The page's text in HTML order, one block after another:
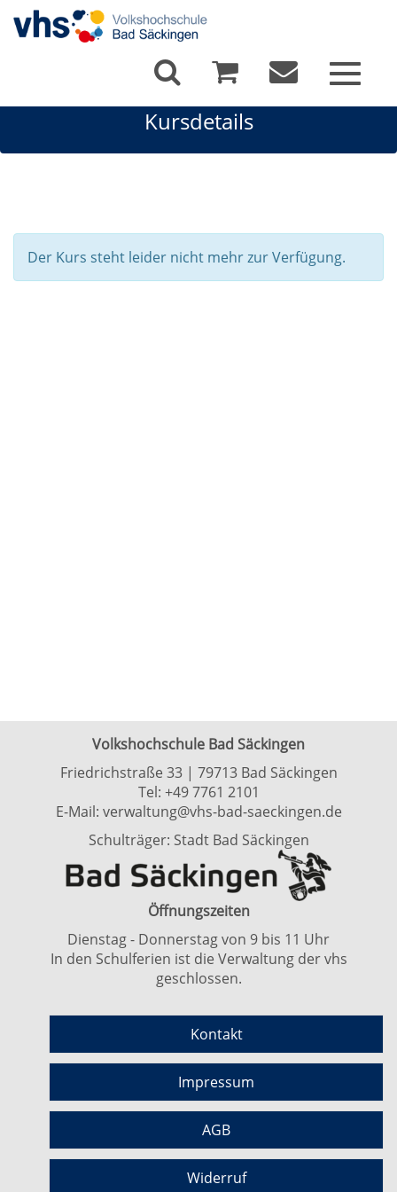
Toggle
Kursdetails
Der Kurs steht leider nicht mehr zur Verfügung.
Volkshochschule Bad Säckingen
Friedrichstraße 33 | 79713 Bad Säckingen
Tel: +49 7761 2101
E-Mail: verwaltung@vhs-bad-saeckingen.de
Schulträger: Stadt Bad Säckingen
Öffnungszeiten
Dienstag - Donnerstag von 9 bis 11 Uhr
In den Schulferien ist die Verwaltung der vhs
geschlossen.
Kontakt
Impressum
AGB
Widerruf